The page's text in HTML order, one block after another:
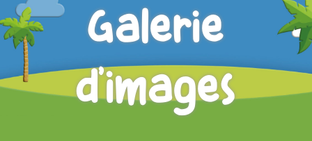
Galerie
d'images